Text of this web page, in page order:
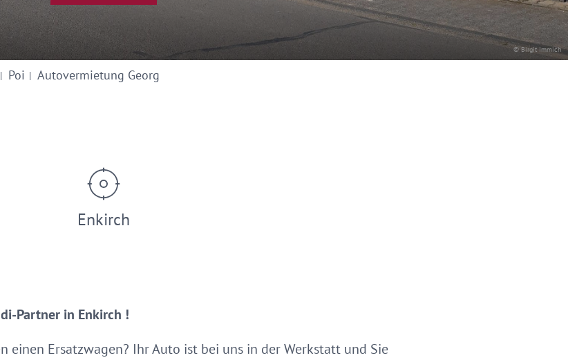
© Birgit Immich
Poi Autovermietung Georg
Enkirch
Partner in Enkirch !
einen Ersatzwagen? Ihr Auto ist bei uns in der Werkstatt und Sie